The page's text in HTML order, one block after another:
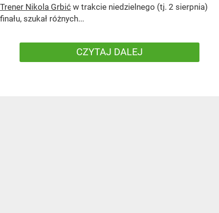
Trener Nikola Grbić w trakcie niedzielnego (tj. 2 sierpnia)
finału, szukał różnych...
CZYTAJ DALEJ